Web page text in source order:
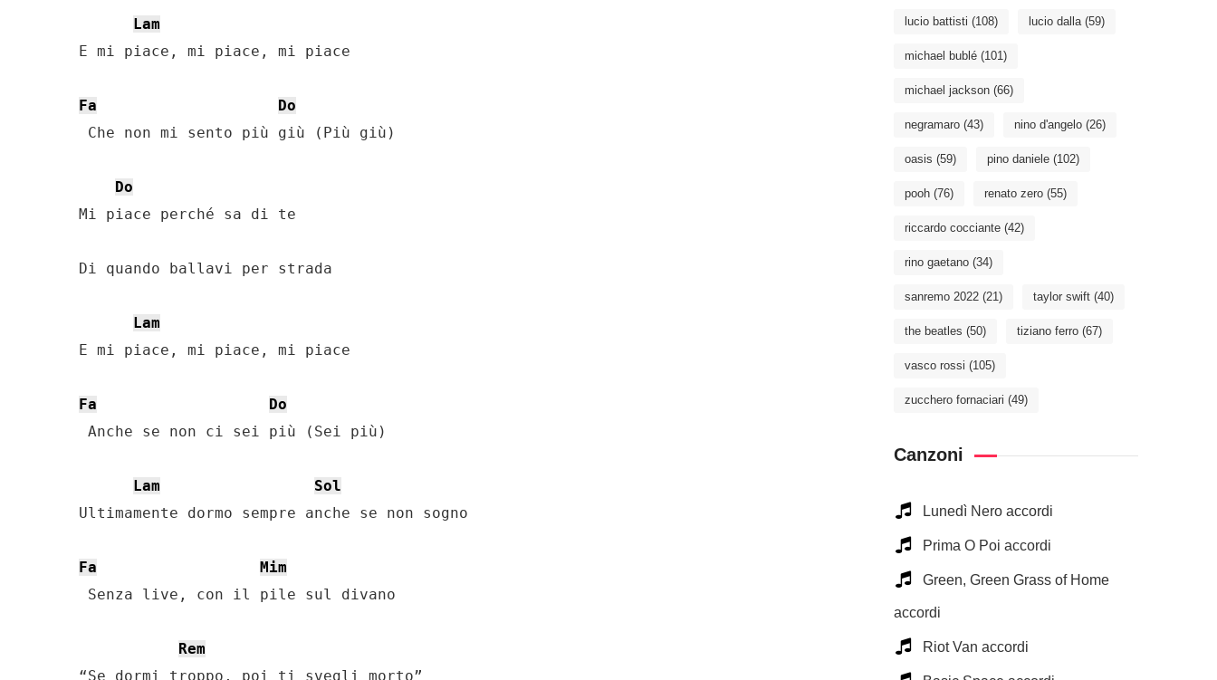
Lam
E mi piace, mi piace, mi piace
Fa
Do
Che non mi sento più giù (Più giù)
Do
Mi piace perché sa di te
Di quando ballavi per strada
Lam
E mi piace, mi piace, mi piace
Fa
Do
Anche se non ci sei più (Sei più)
Lam
Sol
Ultimamente dormo sempre anche se non sogno
Fa
Mim
Senza live, con il pile sul divano
Rem
“Se dormi troppo, poi ti svegli morto”
lucio battisti (108) lucio dalla(59)
michael bublé (101)
michael jackson (66)
negramaro (43) nino d'angelo (26)
oasis (59) pino daniele (102)
pooh (76) renato zero (55)
riccardo cocciante (42)
rino gaetano (34)
sanremo 2022 (21) taylor swift (40)
the beatles (50) tiziano ferro (67)
vasco rossi (105)
zucchero fornaciari (49)
Canzoni
Lunedì Nero accordi
Prima O Poi accordi
Green, Green Grass of Home
accordi
Riot Van accordi